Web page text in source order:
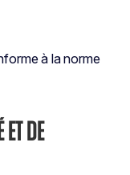
à la norme
DE